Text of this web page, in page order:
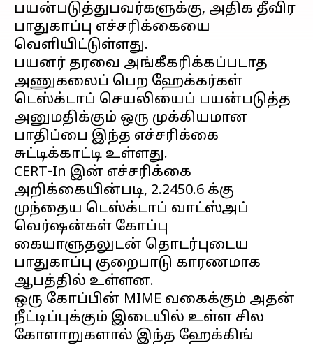
பயன்படுத்துபவர்களுக்கு, அதிக தீவிர
பாதுகாப்பு எச்சரிக்கையை
வெளியிட்டுள்ளது.
பயனர் தரவை அங்கீகரிக்கப்படாத
அணுகலைப் பெற ஹேக்கர்கள்
டெஸ்க்டாப் செயலியைப் பயன்படுத்த
அனுமதிக்கும் ஒரு முக்கியமான
பாதிப்பை இந்த எச்சரிக்கை
சுட்டிக்காட்டி உள்ளது.
CERT-In இன் எச்சரிக்கை
அறிக்கையின்படி, 2.2450.6 க்கு
முந்தைய டெஸ்க்டாப் வாட்ஸ்அப்
வெர்ஷன்கள் கோப்பு
கையாளுதலுடன் தொடர்புடைய
பாதுகாப்பு குறைபாடு காரணமாக
ஆபத்தில் உள்ளன.
ஒரு கோப்பின் MIME வகைக்கும் அதன்
நீட்டிப்புக்கும் இடையில் உள்ள சில
கோளாறுகளால் இந்த ஹேக்கிங்